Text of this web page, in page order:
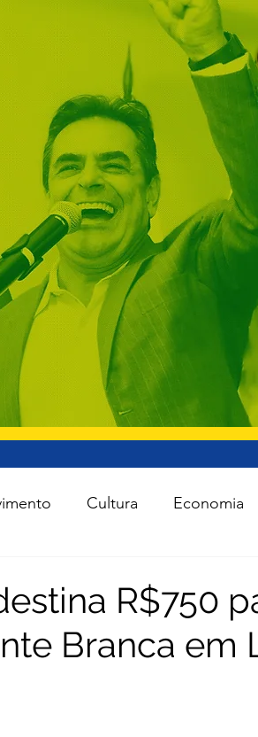
Cultura Economia
Segurança Tecnologia
R$750
Branca em